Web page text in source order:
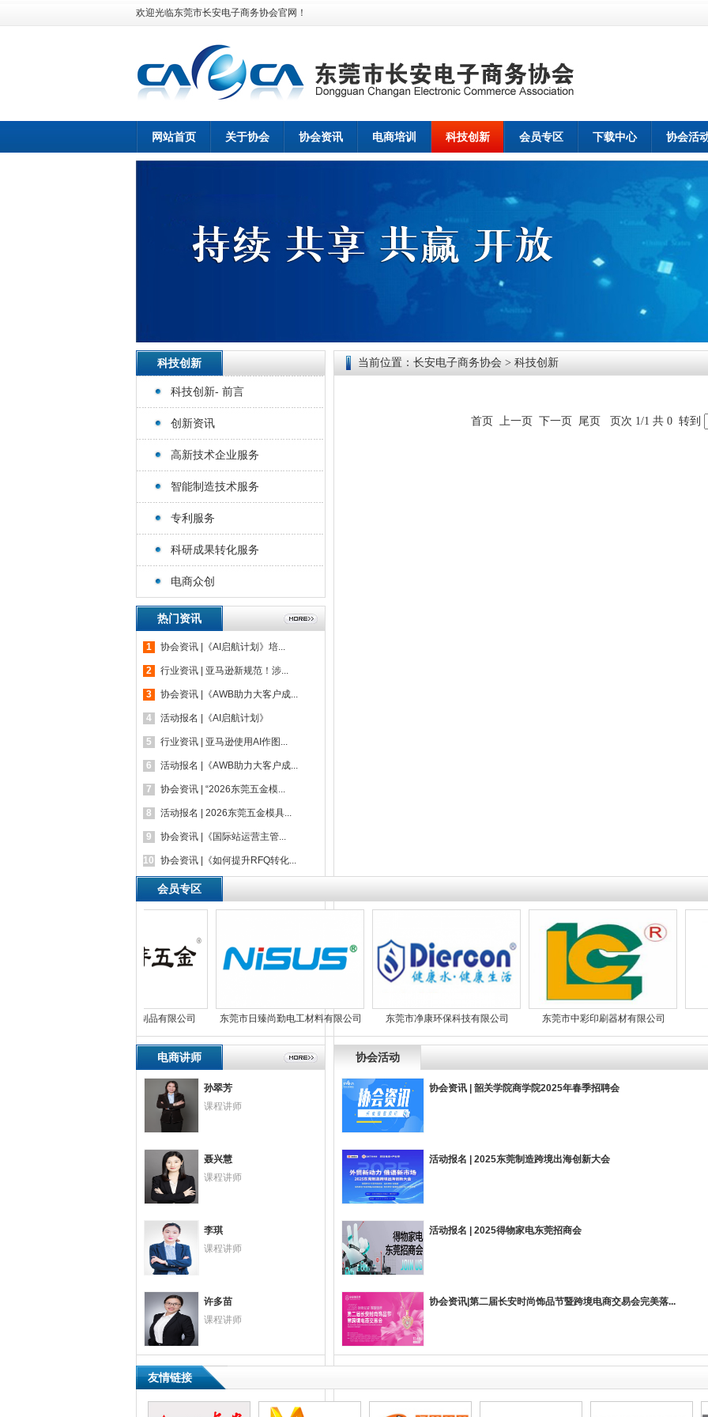
欢迎光临东莞市长安电子商务协会官网！
网站首页 关于协会 协会资讯 电商培训 科技创新 会员专区 下载中心 协会活
科技创新
科技创新- 前言
创新资讯
高新技术企业服务
智能制造技术服务
专利服务
科研成果转化服务
电商众创
热门资讯
1 协会资讯 |《AI启航计划》培...
2 行业资讯 | 亚马逊新规范！涉...
3 协会资讯 |《AWB助力大客户成...
4 活动报名 |《AI启航计划》
5 行业资讯 | 亚马逊使用AI作图...
6 活动报名 |《AWB助力大客户成...
7 协会资讯 | “2026东莞五金模...
8 活动报名 | 2026东莞五金模具...
9 协会资讯 |《国际站运营主管...
10 协会资讯 |《如何提升RFQ转化...
当前位置： 长安电子商务协会 > 科技创新
首页 上一页 下一页 尾页 页次 1/1 共 0 转到
会员专区
东莞市松芽五金制品有限公司 东莞市日臻尚勤电工材料有限公司 东莞市净康环保科技有限公司 东莞市中彩印刷器材有限公司
东莞市叁的打印技术科技有限公司 东莞市冠濠电子有限公司
东莞市松芽五金制品有限公司 东莞市日臻尚勤电工材料有限公司
电商讲师
孙翠芳
课程讲师
聂兴慧
课程讲师
李琪
课程讲师
许多苗
课程讲师
协会活动
协会资讯 | 韶关学院商学院2025年春季招聘会
活动报名 | 2025东莞制造跨境出海创新大会
活动报名 | 2025得物家电东莞招商会
协会资讯|第二届长安时尚饰品节暨跨境电商交易会完美落...
友情链接